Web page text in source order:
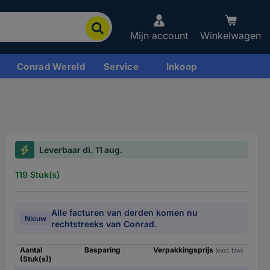
Mijn account Winkelwagen
Conrad Wereld Service Inkoop
Leverbaar di. 11 aug.
119 Stuk(s)
Nieuw
Alle facturen van derden komen nu
rechtstreeks van Conrad.
Aantal
(Stuk(s))
Besparing Verpakkingsprijs (excl. btw)